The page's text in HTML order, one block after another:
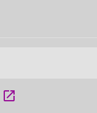
open_in_new